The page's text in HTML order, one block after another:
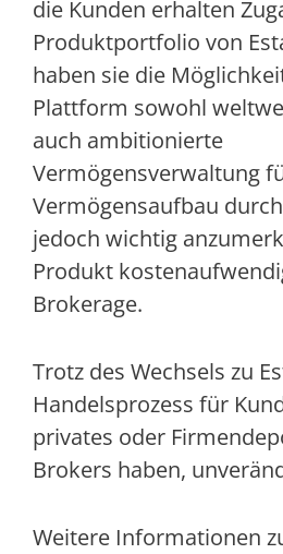
die Kunden erhalten
Produktportfolio von
haben sie die
Plattform sowohl
auch ambitionierte
Vermögensverwaltung
Vermögensaufbau
jedoch wichtig
Produkt
Brokerage.
Trotz des Wechsels zu
Handelsprozess für
privates oder
Brokers haben,
Weitere Informationen